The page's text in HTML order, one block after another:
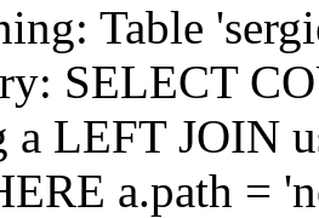
Table
SELECT
a LEFT JOIN
a.path =